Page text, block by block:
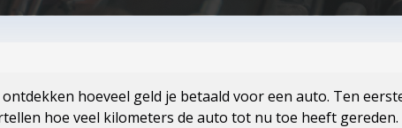
hoeveel geld je betaald voor een auto. Ten
hoe veel kilometers de auto tot nu toe heeft